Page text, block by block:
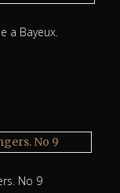
a Bayeux.
No 9